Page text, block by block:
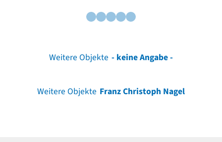
Weitere Objekte - keine Angabe -
Weitere Objekte Franz Christoph Nagel